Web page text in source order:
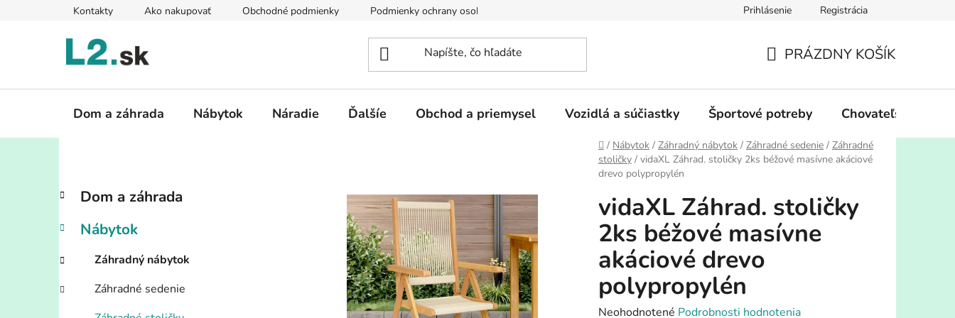
Kontakty Ako nakupovať Obchodné podmienky Podmienky ochrany osobných údajov Prihlásenie Registrácia
KOŠÍK
PRÁZDNY KOŠÍK
Dom a záhrada Nábytok Náradie Ďalšíe Obchod a priemysel Vozidlá a súčiastky Športové potreby Chovateľské
Domov
/ Nábytok / Záhradný nábytok / Záhradné sedenie / Záhradné
stoličky / vidaXL Záhrad. stoličky 2ks béžové masívne akáciové
drevo polypropylén
B
č
ý
p
a
Preskočiť
kategórie
K
a
e
ó
i
Dom a záhrada
Nábytok
Záhradný nábytok
Záhradné sedenie
vidaXL Záhrad. stoličky
2ks béžové masívne
akáciové drevo
polypropylén
Priemerné
Neohodnotené Podrobnosti hodnotenia